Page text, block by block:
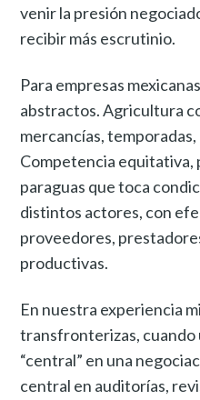
venir la presión
recibir más escrutinio.
Para empresas
abstractos. Agricultura
mercancías,
Competencia equitativa,
paraguas que toca
distintos actores, con
proveedores,
productivas.
En nuestra experiencia
transfronterizas, cuando
“central” en una
central en auditorías,